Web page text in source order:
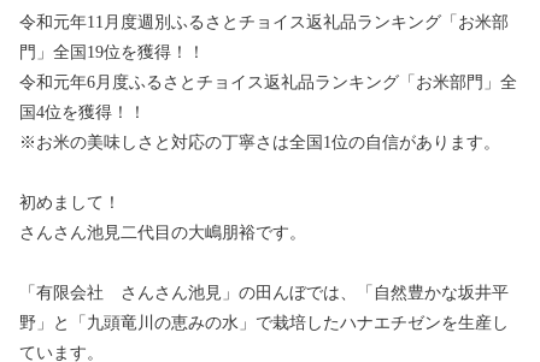
令和元年11月度週別ふるさとチョイス返礼品ランキング「お米部
門」全国19位を獲得！！
令和元年6月度ふるさとチョイス返礼品ランキング「お米部門」全
国4位を獲得！！
※お米の美味しさと対応の丁寧さは全国1位の自信があります。
初めまして！
さんさん池見二代目の大嶋朋裕です。
「有限会社 さんさん池見」の田んぼでは、「自然豊かな坂井平
野」と「九頭竜川の恵みの水」で栽培したハナエチゼンを生産し
ています。